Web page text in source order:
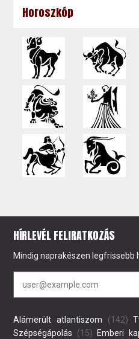
Horoszkóp
HÍRLEVÉL FELIRATKOZÁS
Mindig naprakészen legfrissebb
Alámerült atlantiszom (142)
Szépségápolás (15) Emberi